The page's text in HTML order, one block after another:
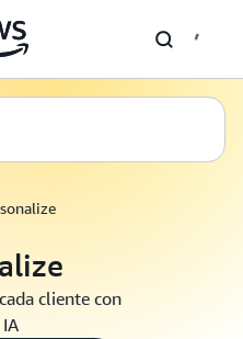
cliente con